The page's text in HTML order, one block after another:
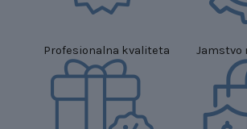
Profesionalna kvaliteta Jamstvo